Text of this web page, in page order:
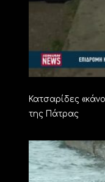
Κατσαρίδες
της Πάτρας